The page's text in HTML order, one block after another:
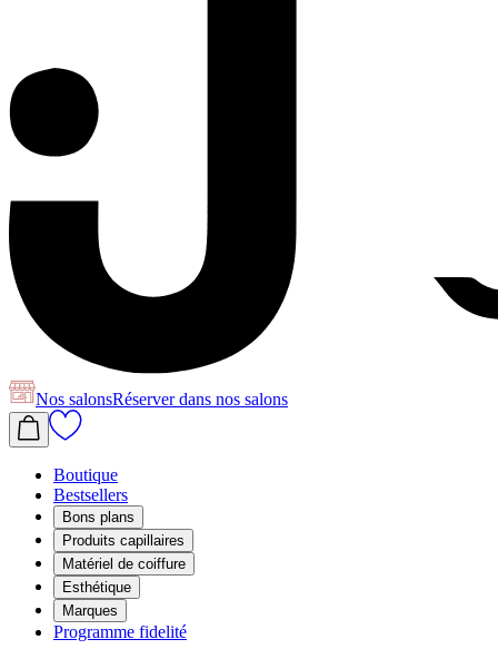
Nos salonsRéserverdans nos salons
Boutique
Bestsellers
Bons plans
Produits capillaires
Matériel de coiffure
Esthétique
Marques
Programme fidelité